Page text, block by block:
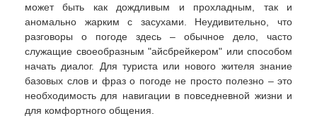
может быть как дождливым и прохладным, так и
аномально жарким с засухами. Неудивительно, что
разговоры о погоде здесь – обычное дело, часто
служащие своеобразным "айсбрейкером" или способом
начать диалог. Для туриста или нового жителя знание
базовых слов и фраз о погоде не просто полезно – это
необходимость для навигации в повседневной жизни и
для комфортного общения.